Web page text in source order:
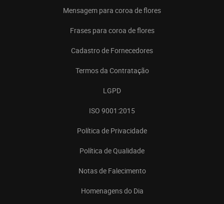
Mensagem para coroa de flores
Frases para coroa de flores
Cadastro de Fornecedores
Termos da Contratação
LGPD
ISO 9001:2015
Política de Privacidade
Política de Qualidade
Notas de Falecimento
Homenagens do Dia